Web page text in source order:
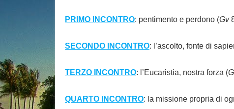
PRIMO INCONTRO: pentimento e perdono (Gv
SECONDO INCONTRO: l’ascolto, fonte di
TERZO INCONTRO: l’Eucaristia, nostra forza (
QUARTO INCONTRO: la missione propria di